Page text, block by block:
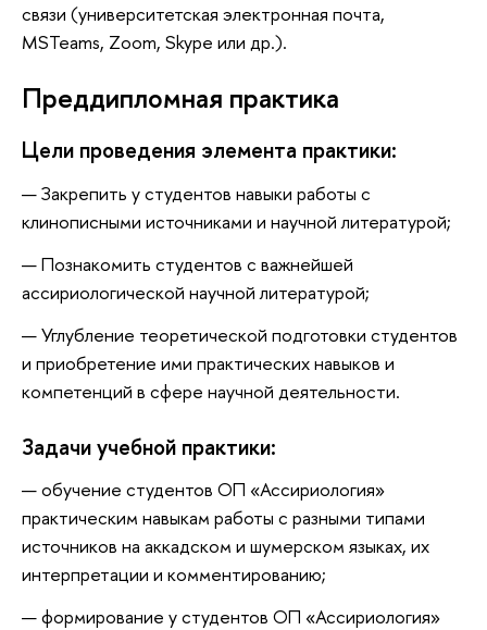
связи (университетская электронная почта,
MSTeams, Zoom, Skype или др.).
Преддипломная практика
Цели проведения элемента практики:
Закрепить у студентов навыки работы с
клинописными источниками и научной литературой;
Познакомить студентов с важнейшей
ассириологической научной литературой;
Углубление теоретической подготовки студентов
и приобретение ими практических навыков и
компетенций в сфере научной деятельности.
Задачи учебной практики:
обучение студентов ОП «Ассириология»
практическим навыкам работы с разными типами
источников на аккадском и шумерском языках, их
интерпретации и комментированию;
формирование у студентов ОП «Ассириология»